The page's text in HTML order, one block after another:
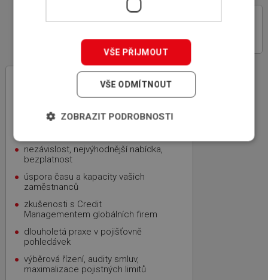
PROČ POJIŠŤOVAT
– specialista na pojištění
rodinná firma, 100% český kapitál,
zkušenosti z mezinárodní sítě
nezávislost, nejvýhodnější nabídka,
bezplatnost
úspora času a kapacity vašich
zaměstnanců
zkušenosti s Credit
Managementem globálních firem
dlouholetá praxe v pojišťovně
pohledávek
výběrová řízení, audity smluv,
maximalizace pojistných limitů
VŠE PŘIJMOUT
VŠE ODMÍTNOUT
ZOBRAZIT PODROBNOSTI